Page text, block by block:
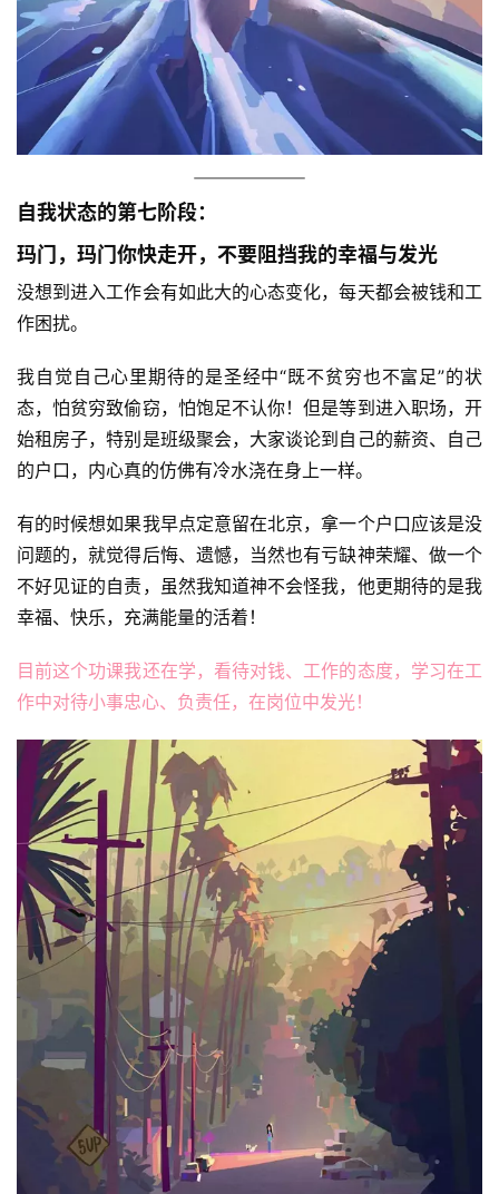
自我状态的第七阶段：
玛门，玛门你快走开，不要阻挡我的幸福与发光
没想到进入工作会有如此大的心态变化，每天都会被钱和工
作困扰。
我自觉自己心里期待的是圣经中“既不贫穷也不富足”的状
态，怕贫穷致偷窃，怕饱足不认你！但是等到进入职场，开
始租房子，特别是班级聚会，大家谈论到自己的薪资、自己
的户口，内心真的仿佛有冷水浇在身上一样。
有的时候想如果我早点定意留在北京，拿一个户口应该是没
问题的，就觉得后悔、遗憾，当然也有亏缺神荣耀、做一个
不好见证的自责，虽然我知道神不会怪我，他更期待的是我
幸福、快乐，充满能量的活着！
目前这个功课我还在学，看待对钱、工作的态度，学习在工
作中对待小事忠心、负责任，在岗位中发光！